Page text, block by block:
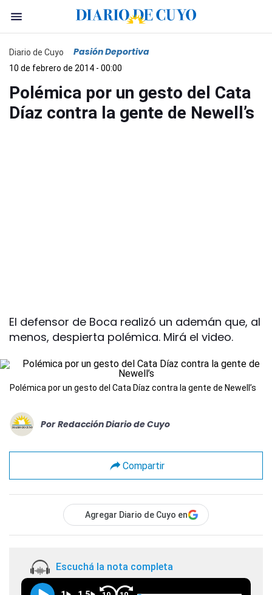
Diario de Cuyo Pasión Deportiva
10 de febrero de 2014 - 00:00
Polémica por un gesto del Cata
Díaz contra la gente de Newell’s
El defensor de Boca realizó un ademán que, al
menos, despierta polémica. Mirá el video.
Polémica por un gesto del Cata Díaz contra la gente de Newell’s
Por Redacción Diario de Cuyo
Compartir
Agregar Diario de Cuyo en
Escuchá la nota completa